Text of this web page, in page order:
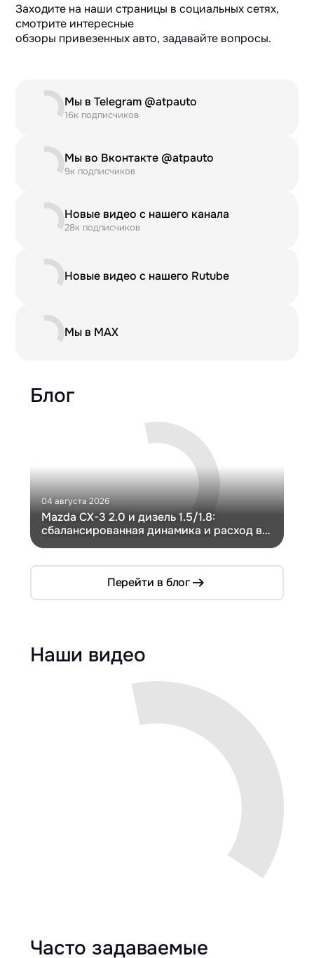
Заходите на наши страницы в социальных сетях,
смотрите интересные
обзоры привезенных авто, задавайте вопросы.
Мы в Telegram @atpauto
16к подписчиков
Мы во Вконтакте @atpauto
9к подписчиков
Новые видео с нашего канала
28к подписчиков
Новые видео с нашего Rutube
Мы в MAX
Блог
04 августа 2026
Mazda CX-3 2.0 и дизель 1.5/1.8:
сбалансированная динамика и расход в
Перейти в блог
Наши видео
Часто задаваемые